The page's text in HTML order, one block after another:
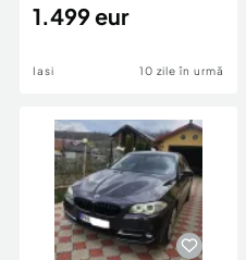
1.499 eur
Iasi 10 zile în urmă